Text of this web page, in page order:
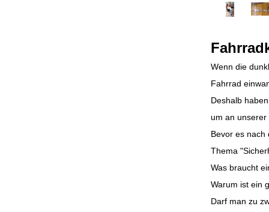
Wenn die
Fahrrad
Deshalb
um an
Bevor es
Thema
Was braucht
Warum ist ein
Darf man zu